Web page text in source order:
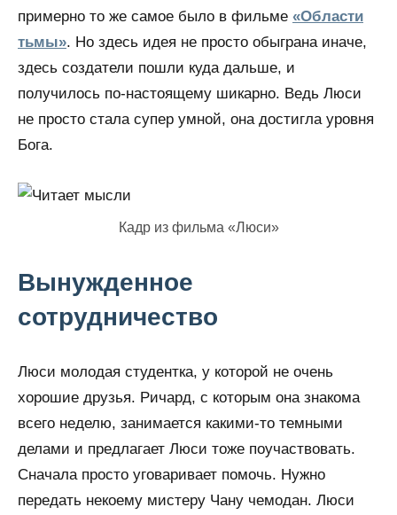
примерно то же самое было в фильме «Области
тьмы». Но здесь идея не просто обыграна иначе,
здесь создатели пошли куда дальше, и
получилось по-настоящему шикарно. Ведь Люси
не просто стала супер умной, она достигла уровня
Бога.
Кадр из фильма «Люси»
Вынужденное
сотрудничество
Люси молодая студентка, у которой не очень
хорошие друзья. Ричард, с которым она знакома
всего неделю, занимается какими-то темными
делами и предлагает Люси тоже поучаствовать.
Сначала просто уговаривает помочь. Нужно
передать некоему мистеру Чану чемодан. Люси